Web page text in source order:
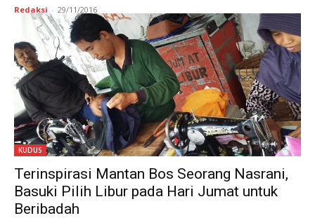
Redaksi - 29/11/2016
KUDUS
Terinspirasi Mantan Bos Seorang Nasrani,
Basuki Pilih Libur pada Hari Jumat untuk
Beribadah